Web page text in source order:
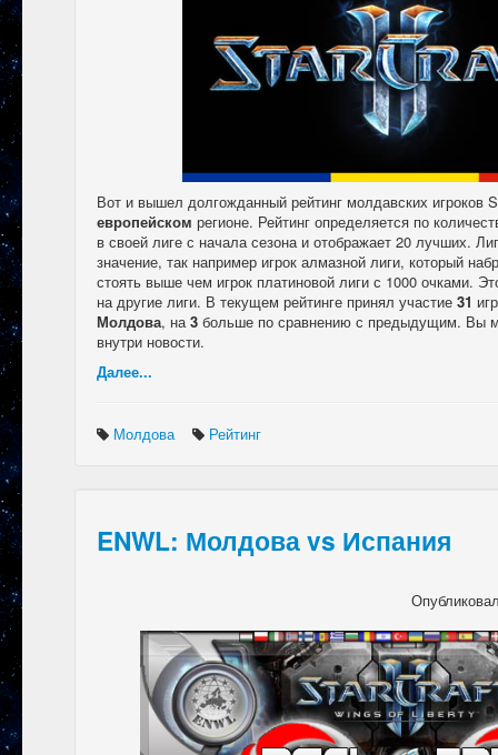
Вот и вышел долгожданный рейтинг молдавских игроков
европейском регионе. Рейтинг определяется по
в своей лиге с начала сезона и отображает 20 лучших.
значение, так например игрок алмазной лиги, который
стоять выше чем игрок платиновой лиги с 1000 очками.
на другие лиги. В текущем рейтинге принял участие 31
Молдова, на 3 больше по сравнению с предыдущим. Вы
внутри новости.
Далее...
Молдова Рейтинг
ENWL: Молдова vs Испания